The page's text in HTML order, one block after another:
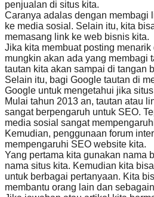
penjualan di situs kita.
Caranya adalas dengan membagi
ke media sosial. Selain itu, kita
memasang link ke web bisnis kita.
Jika kita membuat posting
mungkin akan ada yang membagi
tautan kita akan sampai di tangan
Selain itu, bagi Google tautan di
Google untuk mengetahui jika
Mulai tahun 2013 an, tautan atau
sangat berpengaruh untuk SEO.
media sosial sangat
Kemudian, penggunaan forum
mempengaruhi SEO website kita.
Yang pertama kita gunakan nama
nama situs kita. Kemudian kita
untuk berbagai pertanyaan. Kita
membantu orang lain dan